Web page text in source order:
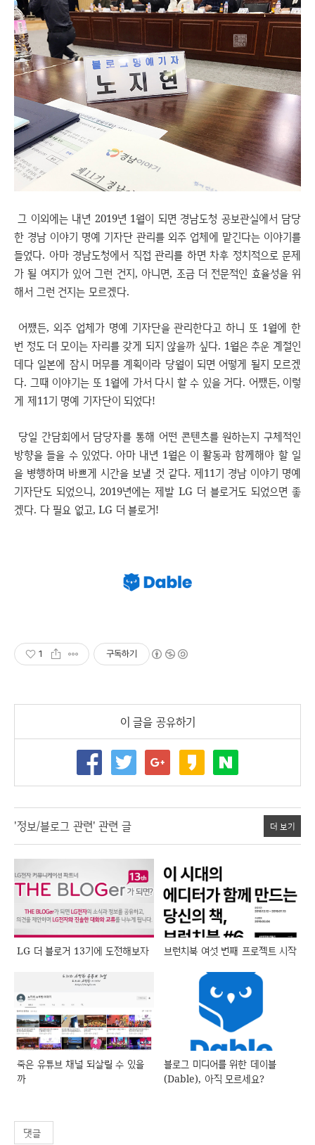
그 이외에는 내년 2019년 1월이 되면 경남도청 공보관실에서 담당
한 경남 이야기 명예 기자단 관리를 외주 업체에 맡긴다는 이야기를
들었다. 아마 경남도청에서 직접 관리를 하면 차후 정치적으로 문제
가 될 여지가 있어 그런 건지, 아니면, 조금 더 전문적인 효율성을 위
해서 그런 건지는 모르겠다.
어쨌든, 외주 업체가 명예 기자단을 관리한다고 하니 또 1월에 한
번 정도 더 모이는 자리를 갖게 되지 않을까 싶다. 1월은 추운 계절인
데다 일본에 잠시 머무를 계획이라 당월이 되면 어떻게 될지 모르겠
다. 그때 이야기는 또 1월에 가서 다시 할 수 있을 거다. 어쨌든, 이렇
게 제11기 명예 기자단이 되었다!
당일 간담회에서 담당자를 통해 어떤 콘텐츠를 원하는지 구체적인
방향을 들을 수 있었다. 아마 내년 1월은 이 활동과 함께해야 할 일
을 병행하며 바쁘게 시간을 보낼 것 같다. 제11기 경남 이야기 명예
기자단도 되었으니, 2019년에는 제발 LG 더 블로거도 되었으면 좋
겠다. 다 필요 없고, LG 더 블로거!
1 구독하기
이 글을 공유하기
'정보/블로그 관련' 관련 글 더 보기
LG 더 블로거 13기에 도전해보자 브런치북 여섯 번째 프로젝트 시작
죽은 유튜브 채널 되살릴 수 있을
까
블로그 미디어를 위한 데이블
(Dable), 아직 모르세요?
댓글